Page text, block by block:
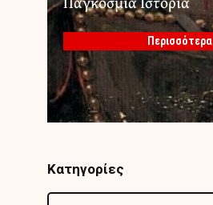
Περισσότερα
Κατηγορίες